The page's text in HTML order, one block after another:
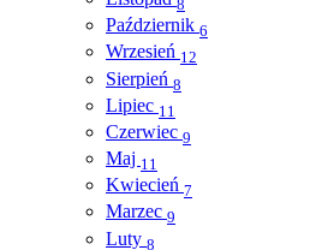
8
Październik 6
Wrzesień 12
Sierpień 8
Lipiec 11
Czerwiec 9
Maj 11
Kwiecień 7
Marzec 9
Luty 8